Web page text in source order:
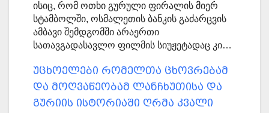
ისიც, რომ ოთხი გურული ფირალის მიერ
სტამბოლში, ოსმალეთის ბანკის გაძარცვის
ამბავი შემდგომში არაერთი
სათავგადასავლო ფილმის სიუჟეტადაც კი…
უცხოელები რომელთა ცხოვრებამ
და მოღვაწეობამ ლანჩხუთისა და
გურიის ისტორიაში ღრმა კვალი